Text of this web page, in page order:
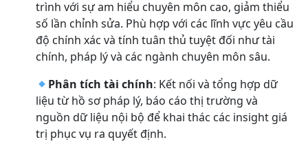
trình với sự am hiểu chuyên môn cao, giảm thiểu
số lần chỉnh sửa. Phù hợp với các lĩnh vực yêu cầu
độ chính xác và tính tuân thủ tuyệt đối như tài
chính, pháp lý và các ngành chuyên môn sâu.
Phân tích tài chính: Kết nối và tổng hợp dữ
liệu từ hồ sơ pháp lý, báo cáo thị trường và
nguồn dữ liệu nội bộ để khai thác các insight giá
trị phục vụ ra quyết định.